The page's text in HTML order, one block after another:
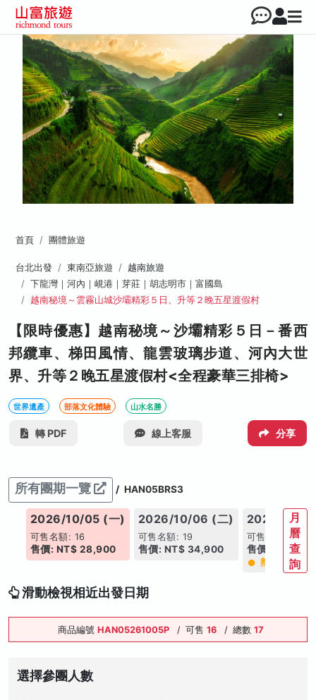
首頁 團體旅遊
台北出發 東南亞旅遊
越南旅遊
下龍灣｜河內｜峴港｜芽莊｜胡志明市｜富國島
越南秘境～雲霧山城沙壩精彩５日、升等２晚五星渡假村
【限時優惠】越南秘境～沙壩精彩５日－番西
邦纜車、梯田風情、龍雲玻璃步道、河內大世
界、升等２晚五星渡假村<全程豪華三排椅>
世界遺產 部落文化體驗 山水名勝
轉 PDF 線上客服 分享
所有團期一覽 / HAN05BRS3
2026/10/05 (一)
可售名額: 16
售價: NT$ 28,900
2026/10/06 (二)
可售名額: 19
售價: NT$ 34,900
2026/10/
可售名額: 15
售價: NT$
熱銷
月
曆
查
詢
滑動檢視相近出發日期
商品編號 HAN05261005P / 可售 16 / 總數 17
選擇參團人數